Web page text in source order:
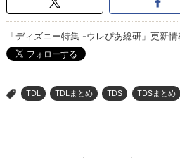
「ディズニー特集 -ウレぴあ総研」更新
> TDL TDLまとめ TDS TDSまとめ